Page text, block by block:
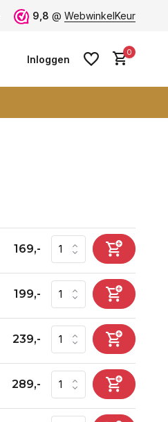
Grootste collectie -ruim 600+
9,8 @ WebwinkelKeur
Inloggen
0
169,-
199,-
239,-
289,-